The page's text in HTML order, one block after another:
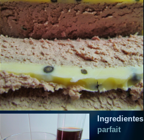
Ingredientes
parfait